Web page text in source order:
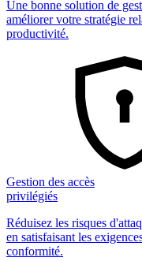
Une bonne solution de
améliorer votre stratégie
productivité.
Gestion des accès
privilégiés
Réduisez les risques
en satisfaisant les
conformité.